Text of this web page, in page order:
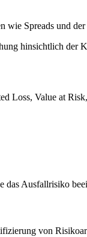
wie Spreads und
hinsichtlich
Loss, Value at
das Ausfallrisiko
von